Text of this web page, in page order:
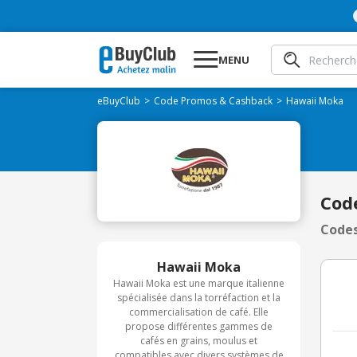
MENU
eBuyClub Code Promos & Cashback Hawaii Moka
Hawaii Moka
Hawaii Moka est une marque italienne
spécialisée dans la torréfaction et la
commercialisation de café. Elle
propose différentes gammes de
cafés en grains, moulus et